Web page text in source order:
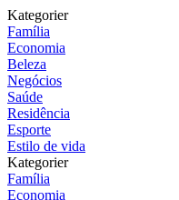
Kategorier
Família
Economia
Beleza
Negócios
Saúde
Residência
Esporte
Estilo de vida
Kategorier
Família
Economia